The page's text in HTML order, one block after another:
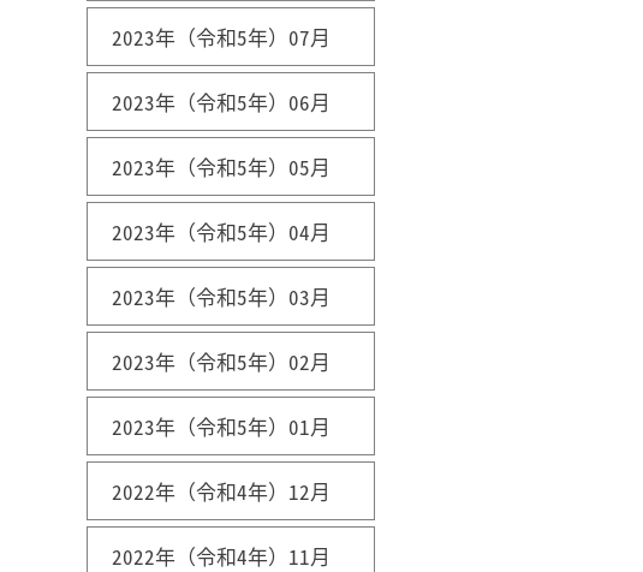
2023年（令和5年）07月
2023年（令和5年）06月
2023年（令和5年）05月
2023年（令和5年）04月
2023年（令和5年）03月
2023年（令和5年）02月
2023年（令和5年）01月
2022年（令和4年）12月
2022年（令和4年）11月